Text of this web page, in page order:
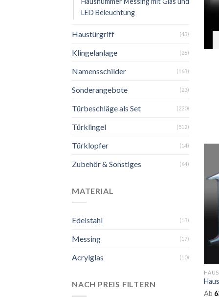
LED Beleuchtung
Haustürgriff (43)
Klingelanlage (26)
Namensschilder (163)
Sonderangebote (23)
Türbeschläge als Set (220)
Türklingel (512)
Türklopfer (14)
Zubehör & Sonstiges (64)
MATERIAL
Edelstahl (13)
Messing (17)
Acrylglas (10)
NACH PREIS FILTERN
Ab